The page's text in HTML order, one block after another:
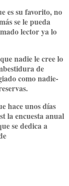
es su favorito, no
se le pueda
lector ya lo
nadie le cree lo
de
como nadie-
hace unos días
la encuesta anual
se dedica a